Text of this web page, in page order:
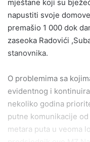
mještane koji su
napustiti svoje
premašio 1 000 dok
zaseoka Radovići
stanovnika.
O problemima sa
evidentnog i
nekoliko godina
putne komunikacije
metara puta u veoma